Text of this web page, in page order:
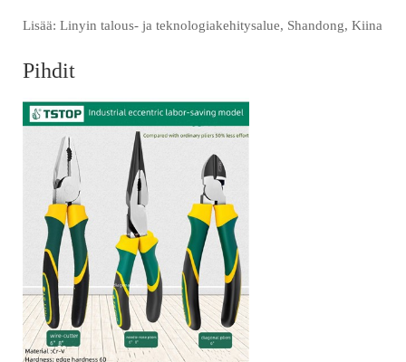
Lisää: Linyin talous- ja teknologiakehitysalue, Shandong, Kiina
Pihdit